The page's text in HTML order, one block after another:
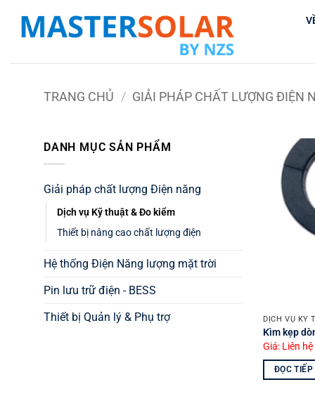
dung
TRANG CHỦ / GIẢI PHÁP CHẤT LƯỢNG ĐIỆN
DANH MỤC SẢN PHẨM
Giải pháp chất lượng Điện năng
Dịch vụ Kỹ thuật & Đo kiểm
Thiết bị nâng cao chất lượng điện
Hệ thống Điện Năng lượng mặt trời
Pin lưu trữ điện - BESS
Thiết bị Quản lý & Phụ trợ
DỊCH VỤ KỸ
Kìm kẹp
Giá: Liên hệ
ĐỌC TIẾP